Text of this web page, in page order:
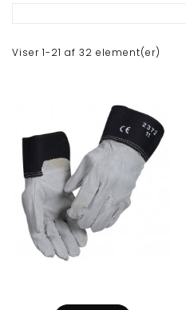
Viser 1-21 af 32 element(er)